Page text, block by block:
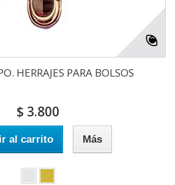
HERRAJES PARA BOLSOS
$ 3.800
al carrito Más